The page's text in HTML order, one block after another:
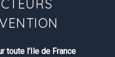
toute l’Ile de France